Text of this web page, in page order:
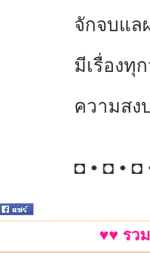
จักจบแล
มีเรื่องทุ
ความสง
◘ • ◘ • ◘
♥♥ รว